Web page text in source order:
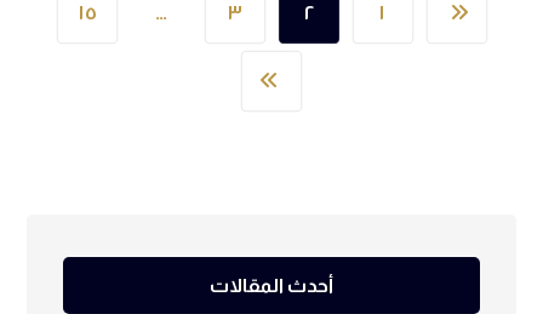
١ ٢ ٣ … ١٥
أحدث المقالات